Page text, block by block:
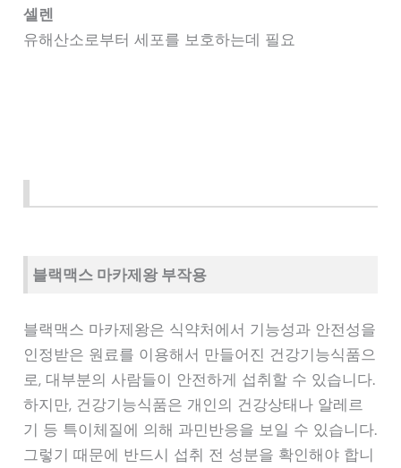
셀렌
유해산소로부터 세포를 보호하는데 필요
블랙맥스 마카제왕 부작용
블랙맥스 마카제왕은 식약처에서 기능성과 안전성을
인정받은 원료를 이용해서 만들어진 건강기능식품으
로, 대부분의 사람들이 안전하게 섭취할 수 있습니다.
하지만, 건강기능식품은 개인의 건강상태나 알레르
기 등 특이체질에 의해 과민반응을 보일 수 있습니다.
그렇기 때문에 반드시 섭취 전 성분을 확인해야 합니